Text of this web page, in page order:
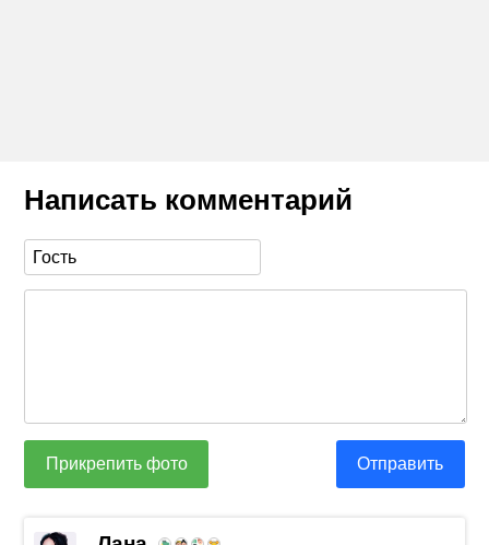
Написать комментарий
Прикрепить фото Отправить